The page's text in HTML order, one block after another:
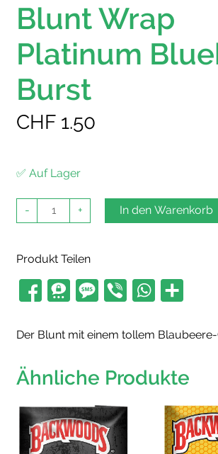
Blunt Wrap
Platinum
Burst
CHF 1.50
✅ Auf Lager
-
Blunt
Wrap
Platinum
Menge
+ In den Warenkorb
Produkt Teilen
Der Blunt mit einem tollem
Ähnliche Produkte